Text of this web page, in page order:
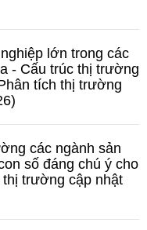
lớn trong các
- Cấu trúc thị trường
tích thị trường
các ngành sản
số đáng chú ý cho
trường cập nhật